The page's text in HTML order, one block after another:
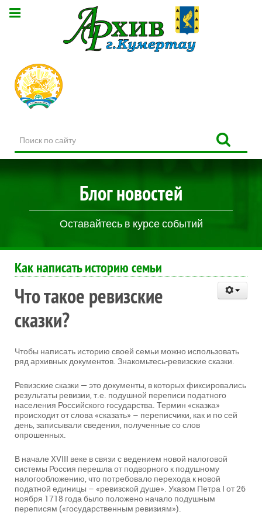
по
сайту
Блог новостей
Оставайтесь в курсе событий
Как написать историю семьи
Что такое ревизские
сказки?
Чтобы написать историю своей семьи можно использовать
ряд архивных документов. Знакомьтесь-ревизские сказки.
Ревизские сказки — это документы, в которых фиксировались
результаты ревизии, т.е. подушной переписи податного
населения Российского государства. Термин «сказка»
происходит от слова «сказать» – переписчики, как и по сей
день, записывали сведения, полученные со слов
опрошенных.
В начале XVIII веке в связи с ведением новой налоговой
системы Россия перешла от подворного к подушному
налогообложению, что потребовало перехода к новой
податной единицы – «ревизской душе». Указом Петра I от 26
ноября 1718 года было положено начало подушным
переписям («государственным ревизиям»).